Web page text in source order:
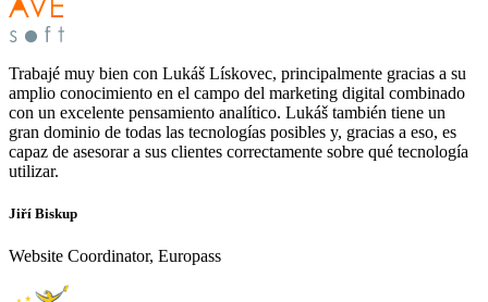
Trabajé muy bien con Lukáš Lískovec, principalmente gracias a su
amplio conocimiento en el campo del marketing digital combinado
con un excelente pensamiento analítico. Lukáš también tiene un
gran dominio de todas las tecnologías posibles y, gracias a eso, es
capaz de asesorar a sus clientes correctamente sobre qué tecnología
utilizar.
Jiří Biskup
Website Coordinator, Europass